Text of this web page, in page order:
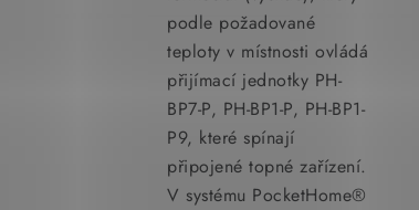
podle požadované
teploty v místnosti ovládá
přijímací jednotky PH-
BP7-P, PH-BP1-P, PH-BP1-
P9, které spínají
připojené topné zařízení.
V systému PocketHome®